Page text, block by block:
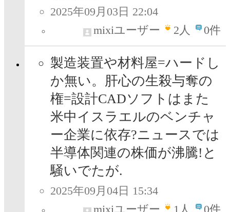
2025年09月03日 22:04
mixiユーザー
2人 0件
製造装置や材料屋=ハードし
か無い。肝心の生殺与奪の
権=設計CADソフトはまた
米中イスラエルのベンチャ
ー企業に依存?ニュースでは
半導体関連の株価が沸騰!と
騒いでたが.
2025年09月04日 15:34
mixiユーザー
1人 0件